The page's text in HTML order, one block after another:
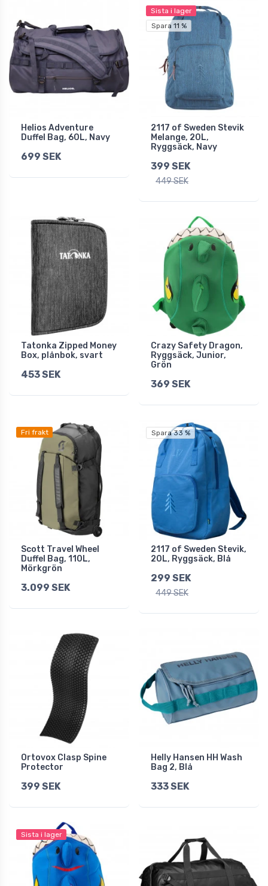
Helios Adventure
Duffel Bag, 60L, Navy
699 SEK
Sista i lager
Spara 11 %
2117 of Sweden Stevik
Melange, 20L,
Ryggsäck, Navy
399 SEK
449 SEK
Tatonka Zipped Money
Box, plånbok, svart
453 SEK
Crazy Safety Dragon,
Ryggsäck, Junior,
Grön
369 SEK
Fri frakt
Scott Travel Wheel
Duffel Bag, 110L,
Mörkgrön
3.099 SEK
Spara 33 %
2117 of Sweden Stevik,
20L, Ryggsäck, Blå
299 SEK
449 SEK
Ortovox Clasp Spine
Protector
399 SEK
Helly Hansen HH Wash
Bag 2, Blå
333 SEK
Sista i lager